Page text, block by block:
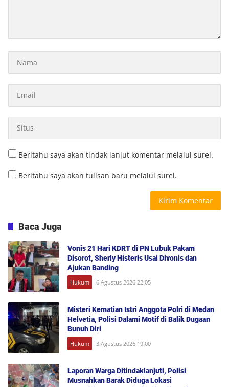
Beritahu saya akan tindak lanjut komentar melalui surel.
Beritahu saya akan tulisan baru melalui surel.
Baca Juga
Vonis 21 Hari KDRT di PN Lubuk Pakam
Disorot, Sherly Histeris Usai Divonis dan
Ajukan Banding
Hukum 6 Agustus 2026 22:05
Misteri Kematian Istri Anggota Polri di Medan
Helvetia, Polisi Dalami Motif di Balik Dugaan
Bunuh Diri
Hukum 3 Agustus 2026 19:00
Laporan Warga Ditindaklanjuti, Polisi
Musnahkan Barak Diduga Lokasi